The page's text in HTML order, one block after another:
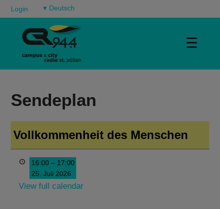
Login ▾
☰
Sendeplan
Vollkommenheit des Menschen
16:00 – 17:00
25. Juli 2026
View full calendar